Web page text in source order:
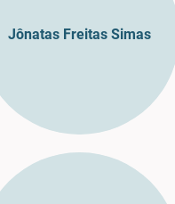
Jônatas Freitas Simas